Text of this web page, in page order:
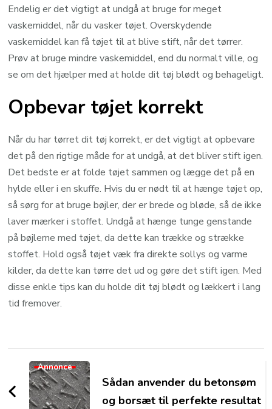
Endelig er det vigtigt at undgå at bruge for meget
vaskemiddel, når du vasker tøjet. Overskydende
vaskemiddel kan få tøjet til at blive stift, når det tørrer.
Prøv at bruge mindre vaskemiddel, end du normalt ville, og
se om det hjælper med at holde dit tøj blødt og behageligt.
Opbevar tøjet korrekt
Når du har tørret dit tøj korrekt, er det vigtigt at opbevare
det på den rigtige måde for at undgå, at det bliver stift igen.
Det bedste er at folde tøjet sammen og lægge det på en
hylde eller i en skuffe. Hvis du er nødt til at hænge tøjet op,
så sørg for at bruge bøjler, der er brede og bløde, så de ikke
laver mærker i stoffet. Undgå at hænge tunge genstande
på bøjlerne med tøjet, da dette kan trække og strække
stoffet. Hold også tøjet væk fra direkte sollys og varme
kilder, da dette kan tørre det ud og gøre det stift igen. Med
disse enkle tips kan du holde dit tøj blødt og lækkert i lang
tid fremover.
Post
Navigation
Annonce
Sådan anvender du betonsøm
og borsæt til perfekte resultat